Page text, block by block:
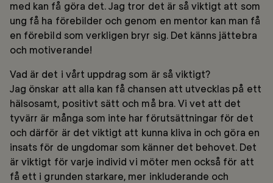
med kan få göra det. Jag tror det är så viktigt att som
ung få ha förebilder och genom en mentor kan man få
en förebild som verkligen bryr sig. Det känns jättebra
och motiverande!
Vad är det i vårt uppdrag som är så viktigt?
Jag önskar att alla kan få chansen att utvecklas på ett
hälsosamt, positivt sätt och må bra. Vi vet att det
tyvärr är många som inte har förutsättningar för det
och därför är det viktigt att kunna kliva in och göra en
insats för de ungdomar som känner det behovet. Det
är viktigt för varje individ vi möter men också för att
få ett i grunden starkare, mer inkluderande och